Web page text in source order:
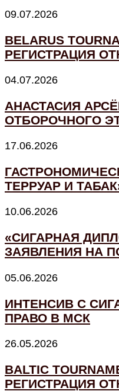
09.07.2026
BELARUS
РЕГИСТРАЦИЯ
04.07.2026
АНАСТАСИЯ
ОТБОРОЧНОГО
17.06.2026
ТЕРРУАР И
10.06.2026
«СИГАРНАЯ
ЗАЯВЛЕНИЯ НА
05.06.2026
ИНТЕНСИВ С
ПРАВО В МСК
26.05.2026
BALTIC
РЕГИСТРАЦИЯ